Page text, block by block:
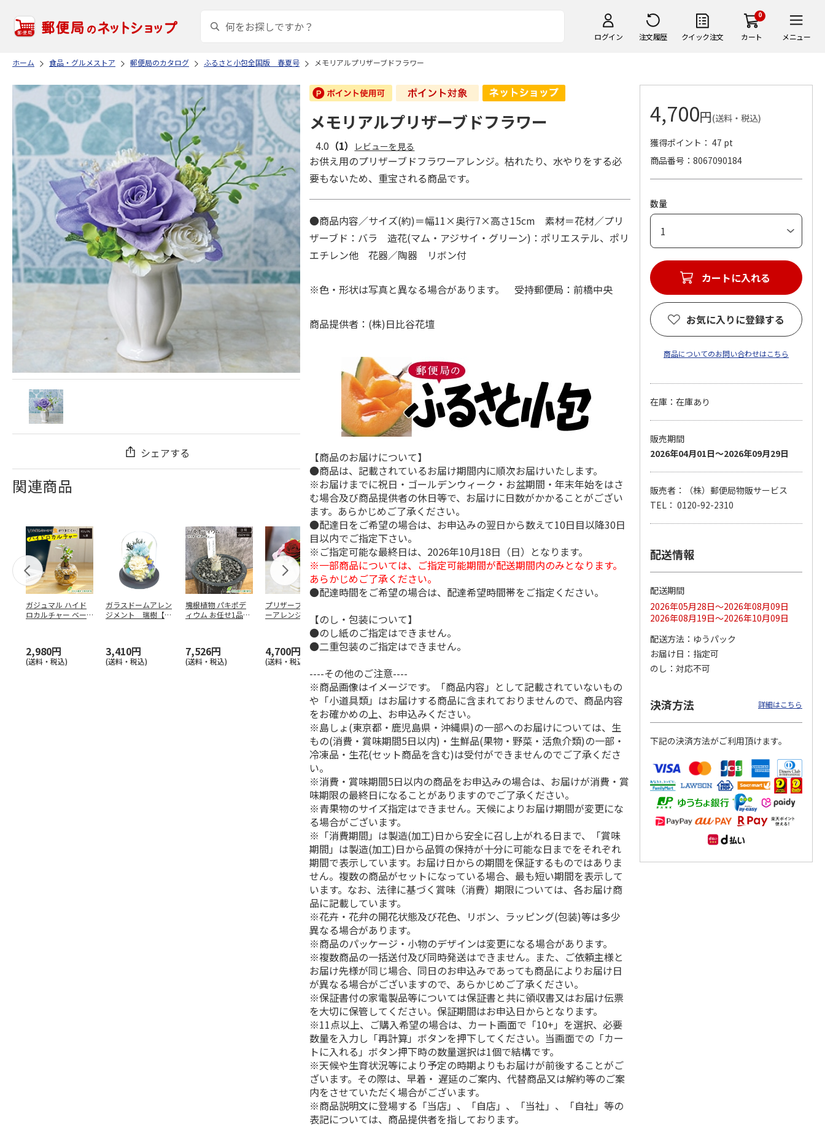
ログイン 注文履歴 クイック注文
0
カート メニュー
ホーム 食品・グルメストア 郵便局のカタログ ふるさと小包全国版 春夏号 メモリアルプリザーブドフラワー
シェアする
関連商品
ガジュマル ハイド
ロカルチャー ベー
2,980円
(送料・税込)
ガラスドームアレン
ジメント 瑞樹【弔
3,410円
(送料・税込)
塊根植物 パキポデ
ィウム お任せ1品種
7,526円
(送料・税込)
プリザーブドフラワ
ーアレンジ
4,700円
(送料・税込)
ット（白丸陶器鉢）
2,600円 2,980円
スフィアドームアレ
ンジメント 優 イ
エロー＋ピンク【弔
事用…
2,510円
(送料・税込)
バイオスティミュラ
ント資材（ミネラル
資材）02-BLOOM
メモリアルプリザーブドフラワー
4.0 （1） レビューを見る
お供え用のプリザーブドフラワーアレンジ。枯れたり、水やりをする必
要もないため、重宝される商品です。
●商品内容／サイズ(約)＝幅11×奥行7×高さ15cm 素材＝花材／プリ
ザーブド：バラ 造花(マム・アジサイ・グリーン)：ポリエステル、ポリ
エチレン他 花器／陶器 リボン付
※色・形状は写真と異なる場合があります。 受持郵便局：前橋中央
商品提供者：(株)日比谷花壇
【商品のお届けについて】
●商品は、記載されているお届け期間内に順次お届けいたします。
※お届けまでに祝日・ゴールデンウィーク・お盆期間・年末年始をはさ
む場合及び商品提供者の休日等で、お届けに日数がかかることがござい
ます。あらかじめご了承ください。
●配達日をご希望の場合は、お申込みの翌日から数えて10日目以降30日
目以内でご指定下さい。
※ご指定可能な最終日は、2026年10月18日（日）となります。
※一部商品については、ご指定可能期間が配送期間内のみとなります。
あらかじめご了承ください。
●配達時間をご希望の場合は、配達希望時間帯をご指定ください。
【のし・包装について】
●のし紙のご指定はできません。
●二重包装のご指定はできません。
----その他のご注意----
※商品画像はイメージです。「商品内容」として記載されていないもの
や「小道具類」はお届けする商品に含まれておりませんので、商品内容
をお確かめの上、お申込みください。
※島しょ(東京都・鹿児島県・沖縄県)の一部へのお届けについては、生
もの(消費・賞味期間5日以内)・生鮮品(果物・野菜・活魚介類)の一部・
冷凍品・生花(セット商品を含む)は受付ができませんのでご了承くださ
い。
※消費・賞味期間5日以内の商品をお申込みの場合は、お届けが消費・賞
味期限の最終日になることがありますのでご了承ください。
※青果物のサイズ指定はできません。天候によりお届け期間が変更にな
る場合がございます。
※「消費期間」は製造(加工)日から安全に召し上がれる日まで、「賞味
期間」は製造(加工)日から品質の保持が十分に可能な日までをそれぞれ
期間で表示しています。お届け日からの期間を保証するものではありま
せん。複数の商品がセットになっている場合、最も短い期間を表示して
います。なお、法律に基づく賞味（消費）期限については、各お届け商
品に記載しています。
※花卉・花弁の開花状態及び花色、リボン、ラッピング(包装)等は多少
異なる場合があります。
※商品のパッケージ・小物のデザインは変更になる場合があります。
※複数商品の一括送付及び同時発送はできません。また、ご依頼主様と
お届け先様が同じ場合、同日のお申込みであっても商品によりお届け日
が異なる場合がございますので、あらかじめご了承ください。
※保証書付の家電製品等については保証書と共に領収書又はお届け伝票
を大切に保管してください。保証期間はお申込日からとなります。
※11点以上、ご購入希望の場合は、カート画面で「10+」を選択、必要
数量を入力し「再計算」ボタンを押下してください。当画面での「カー
トに入れる」ボタン押下時の数量選択は1個で結構です。
※天候や生育状況等により予定の時期よりもお届けが前後することがご
ざいます。その際は、早着・ 遅延のご案内、代替商品又は解約等のご案
内をさせていただく場合がございます。
※商品説明文に登場する「当店」、「自店」、「当社」、「自社」等の
表記については、商品提供者を指しております。
4,700円(送料・税込)
獲得ポイント： 47 pt
商品番号
8067090184
数量
カートに入れる
お気に入りに登録する
商品についてのお問い合わせはこちら
在庫：在庫あり
販売期間
2026年04月01日～2026年09月29日
販売者：（株）郵便局物販サービス
TEL： 0120-92-2310
配送情報
配送期間
2026年05月28日～2026年08月09日
2026年08月19日～2026年10月09日
配送方法
ゆうパック
お届け日
指定可
のし
対応不可
決済方法 詳細はこちら
下記の決済方法がご利用頂けます。